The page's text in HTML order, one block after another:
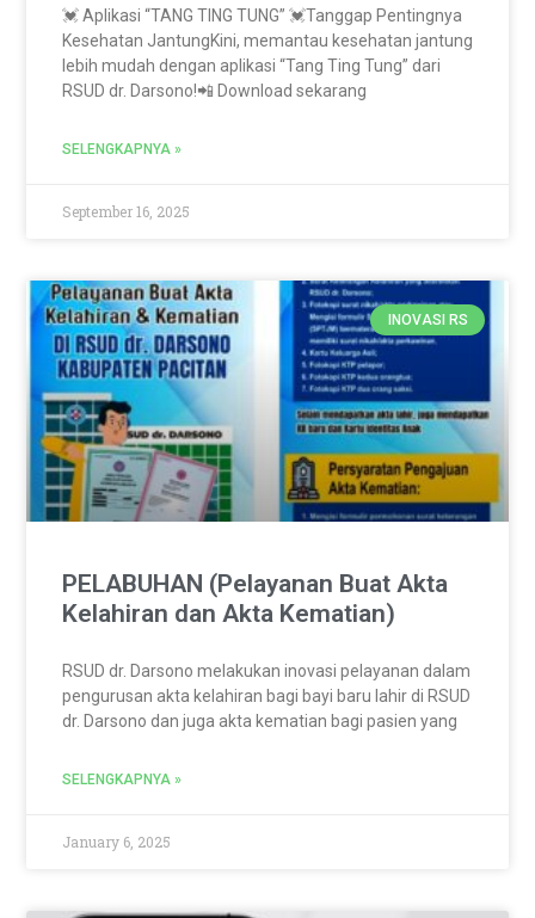
💓 Aplikasi “TANG TING TUNG” 💓Tanggap Pentingnya
Kesehatan JantungKini, memantau kesehatan jantung
lebih mudah dengan aplikasi “Tang Ting Tung” dari
RSUD dr. Darsono!📲 Download sekarang
SELENGKAPNYA »
September 16, 2025
INOVASI RS
PELABUHAN (Pelayanan Buat Akta
Kelahiran dan Akta Kematian)
RSUD dr. Darsono melakukan inovasi pelayanan dalam
pengurusan akta kelahiran bagi bayi baru lahir di RSUD
dr. Darsono dan juga akta kematian bagi pasien yang
SELENGKAPNYA »
January 6, 2025